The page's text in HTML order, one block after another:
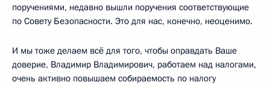
поручениями, недавно вышли поручения соответствующие
по Совету Безопасности. Это для нас, конечно, неоценимо.
И мы тоже делаем всё для того, чтобы оправдать Ваше
доверие, Владимир Владимирович, работаем над налогами,
очень активно повышаем собираемость по налогу